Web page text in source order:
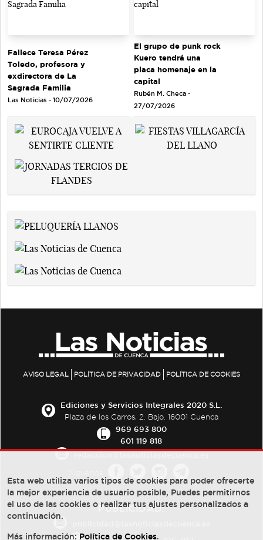
Fallece Teresa Pérez
Toledo, profesora y
exdirectora de La
Sagrada Familia
Las Noticias - 10/07/2026
El grupo de punk rock
Kuero tendrá una
placa homenaje en la
capital
Rubén M. Checa -
27/07/2026
AVISO LEGAL POLÍTICA DE PRIVACIDAD POLÍTICA DE COOKIES
Ediciones y Servicios Integrales 2020 S.L.
Plaza de los Carros, 2. Bajo. 16001 Cuenca
969 693 800
601 119 818
PUBLICIDAD:
Esta web utiliza varios tipos de cookies para poder ofrecerte
la mejor experiencia de usuario posible, Puedes permitirnos
el uso de las cookies o realizar tus ajustes personalizados a
continuación.
Más información: Política de Cookies.